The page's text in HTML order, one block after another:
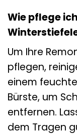
Wie pflege
Um Ihre
pflegen,
einem
Bürste, um
entfernen.
dem Tragen